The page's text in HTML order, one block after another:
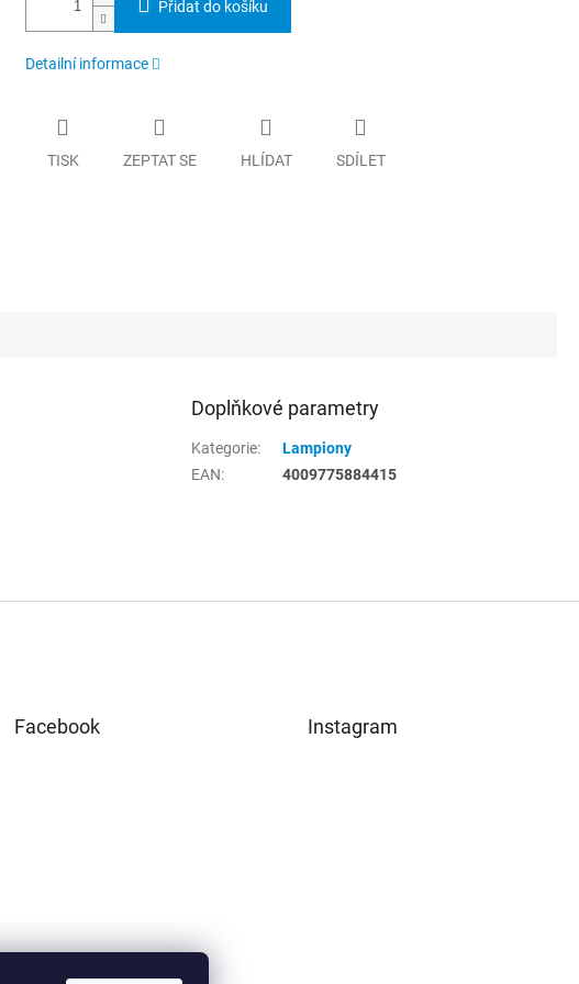
Přidat do košíku
Detailní informace
TISK ZEPTAT SE HLÍDAT SDÍLET
Doplňkové parametry
Kategorie:
Lampiony
EAN: 4009775884415
Facebook Instagram